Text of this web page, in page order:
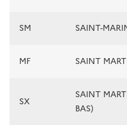
SM SAINT-
MF SAINT
SX
SAINT
BAS)